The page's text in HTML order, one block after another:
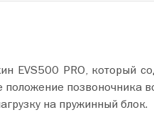
EVS500 PRO, который
положение позвоночника
на пружинный блок.